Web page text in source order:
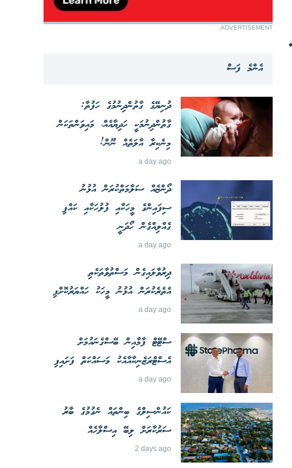
ADVERTISEMENT
އެންމެ ފަސް
ދުނިޔޭގެ ގާތުންދިނުމުގެ ހަފުތާ:
ގާތުންދިނުމަކީ ހަދިޔާއެއް، މައިވަންތަކަން
މިނެކިރާ އާލަތެއް ނޫން!
a day ago
ދޯންޏެއް ސަލާމަތްކުރަން އުޅުނު
ސިފައިންގެ މީހަކާއި ފުލުހަކާއި ކައްޕި
ގެއްލިއްގެން ހޯދަނީ
a day ago
ދިރުވާލައިގެން މަސްތުވާތަކެތި
އެތެރެކުރަން އުޅުނު މީހަކު ހައްޔަރުކޮށްފި
a day ago
ސްޓޭޓް ފާމާއިން ބޭސްގެނައުމަށް
އެސްޓްރަޒެނިކާއާއެކު މަސައްކަތް ފަށައިފި
a day ago
ކައުންސިލްގެ ބިންތައް ނެގުމުގެ ބާރު
ސަރުކާރަށް ލިބޭ އިސްލާހެއް
2 days ago